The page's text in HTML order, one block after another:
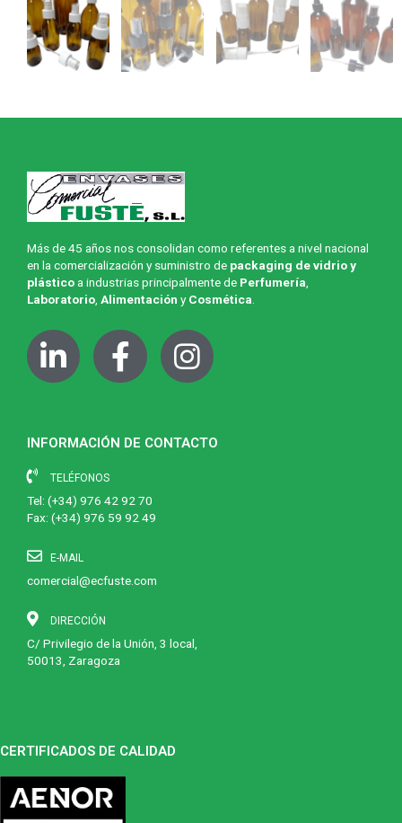
Más de 45 años nos consolidan como referentes a nivel nacional
en la comercialización y suministro de packaging de vidrio y
plásticoa industrias principalmente de Perfumería
Laboratorio Alimentación yCosmética
INFORMACIÓN DE CONTACTO
TELÉFONOS
Tel: (+34) 976 42 92 70
Fax: (+34) 976 59 92 49
E-MAIL
comercial@ecfuste.com
DIRECCIÓN
C/ Privilegio de la Unión, 3 local,
50013, Zaragoza
CERTIFICADOS DE CALIDAD